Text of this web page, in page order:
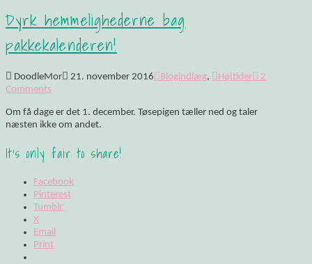
Dyrk hemmelighederne bag
pakkekalenderen!
DoodleMor 21. november 2016 Blogindlæg, Højtider
2
Comments
Om få dage er det 1. december. Tøsepigen tæller ned og taler
næsten ikke om andet.
It's only fair to share!
Facebook
Pinterest
Tumblr
X
Email
Print